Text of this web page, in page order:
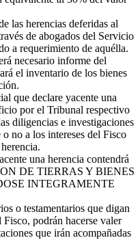
las herencias deferidas al
de abogados del Servicio
a requerimiento de aquélla.
necesario informe del
el inventario de los bienes
que declare yacente una
por el Tribunal respectivo
diligencias e investigaciones
no a los intereses del Fisco
una herencia contendrá
DE TIERRAS Y BIENES
INTEGRAMENTE
o testamentarios que digan
podrán hacerse valer
que irán acompañadas